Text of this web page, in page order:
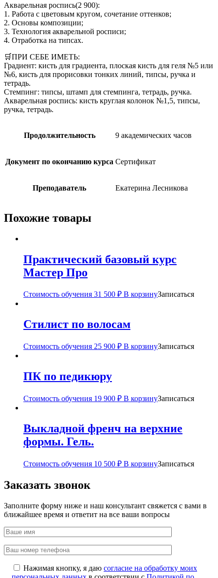
Акварельная роспись(2 900):
1. Работа с цветовым кругом, сочетание оттенков;
2. Основы композиции;
3. Технология акварельной росписи;
4. Отработка на типсах.
🛒ПРИ СЕБЕ ИМЕТЬ:
Градиент: кисть для градиента, плоская кисть для геля №5 или
№6, кисть для прорисовки тонких линий, типсы, ручка и
тетрадь.
Стемпинг: типсы, штамп для стемпинга, тетрадь, ручка.
Акварельная роспись: кисть круглая колонок №1,5, типсы,
ручка, тетрадь.
Продолжительность 9 академических часов
Документ по окончанию курса Сертификат
Преподаватель Екатерина Лесникова
Похожие товары
Практический базовый курс
Мастер Про
Стоимость обучения 31 500 ₽ В корзинуЗаписаться
Стилист по волосам
Стоимость обучения 25 900 ₽ В корзинуЗаписаться
ПК по педикюру
Стоимость обучения 19 900 ₽ В корзинуЗаписаться
Выкладной френч на верхние
формы. Гель.
Стоимость обучения 10 500 ₽ В корзинуЗаписаться
Заказать звонок
Заполните форму ниже и наш консультант свяжется с вами в
ближайшее время и ответит на все ваши вопросы
Нажимая кнопку, я даю согласие на обработку моих